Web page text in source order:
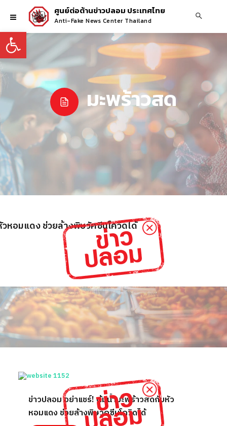
Open toolbar
ศูนย์ต่อต้านข่าวปลอม ประเทศไทย
Anti-Fake News Center Thailand
มะพร้าวสด
หอมแดง ช่วยล้างพิษวัคซีนโควิดได้
ข่าวปลอม อย่าแชร์! ต้มน้ำมะพร้าวสดกับหัว
หอมแดง ช่วยล้างพิษวัคซีนโควิดได้